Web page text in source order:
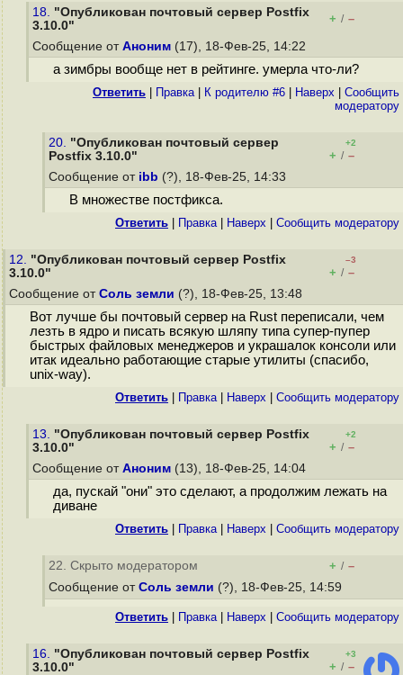
18. "Опубликован почтовый сервер Postfix
3.10.0"
+ / –
Сообщение от Аноним (17), 18-Фев-25, 14:22
а зимбры вообще нет в рейтинге. умерла что-ли?
Ответить Правка| К родителю #6 Наверх
Cообщить
модератору
20. "Опубликован почтовый сервер
Postfix 3.10.0"
+2
+ / –
Сообщение от ibb (?), 18-Фев-25, 14:33
В множестве постфикса.
Ответить Правка| Наверх Cообщить модератору
12. "Опубликован почтовый сервер Postfix
3.10.0"
–3
+ / –
Сообщение от Соль земли (?), 18-Фев-25, 13:48
Вот лучше бы почтовый сервер на Rust переписали, чем
лезть в ядро и писать всякую шляпу типа супер-пупер
быстрых файловых менеджеров и украшалок консоли или
итак идеально работающие старые утилиты (спасибо,
unix-way).
Ответить Правка| Наверх Cообщить модератору
13. "Опубликован почтовый сервер Postfix
3.10.0"
+2
+ / –
Сообщение от Аноним (13), 18-Фев-25, 14:04
да, пускай "они" это сделают, а продолжим лежать на
диване
Ответить Правка| Наверх Cообщить модератору
22. Скрыто модератором + / –
Сообщение от Соль земли (?), 18-Фев-25, 14:59
Ответить Правка| Наверх Cообщить модератору
16. "Опубликован почтовый сервер Postfix
3.10.0"
+3
+ / –